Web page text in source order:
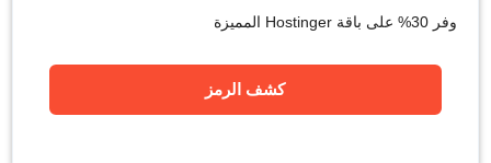
وفر 30% على باقة Hostinger المميزة
كشف الرمز